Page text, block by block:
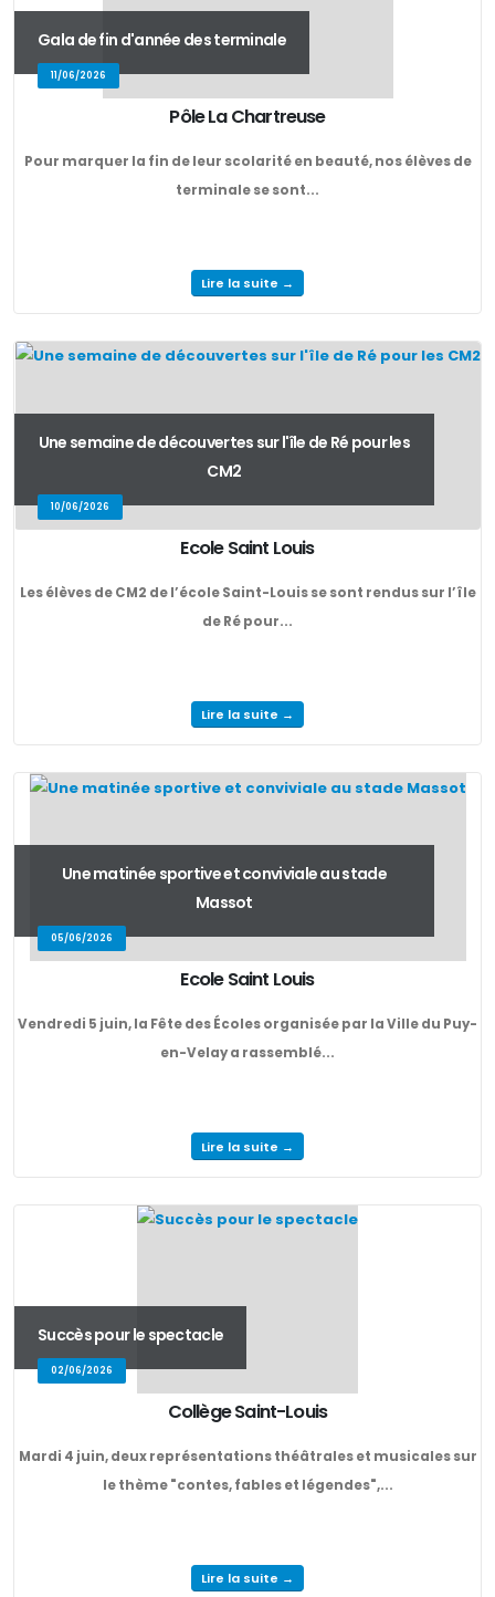
Gala de fin d'année des terminale
11/06/2026
Pôle La Chartreuse
Pour marquer la fin de leur scolarité en beauté, nos élèves de
terminale se sont...
Lire la suite →
Une semaine de découvertes sur l'île de Ré pour les
CM2
10/06/2026
Ecole Saint Louis
Les élèves de CM2 de l’école Saint-Louis se sont rendus sur l’île
de Ré pour...
Lire la suite →
Une matinée sportive et conviviale au stade
Massot
05/06/2026
Ecole Saint Louis
Vendredi 5 juin, la Fête des Écoles organisée par la Ville du Puy-
en-Velay a rassemblé...
Lire la suite →
Succès pour le spectacle
02/06/2026
Collège Saint-Louis
Mardi 4 juin, deux représentations théâtrales et musicales sur
le thème "contes, fables et légendes",...
Lire la suite →